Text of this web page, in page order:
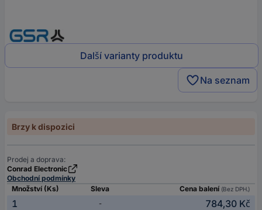
Další varianty produktu
Na seznam
Brzy k dispozici
Prodej a doprava:
Conrad Electronic
Obchodní podmínky
Množství (Ks)
Sleva Cena balení (Bez DPH.)
1 -
784,30 Kč